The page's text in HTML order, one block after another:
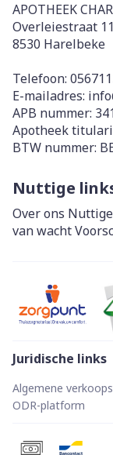
APOTHEEK
Overleiestraat
8530 Harelbeke
Telefoon:
E-mailadres:
APB nummer:
Apotheek
BTW nummer:
Nuttige
Over ons
van wacht
Juridische links
Algemene
ODR-platform